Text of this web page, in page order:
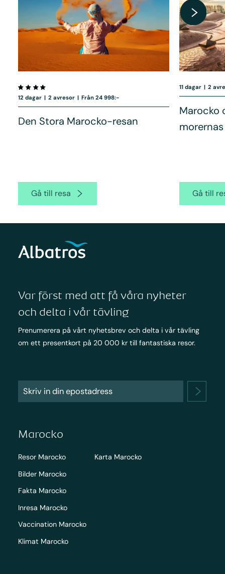
12 dagar | 2 avresor | Från 24 998:-
Den Stora Marocko-resan
Gå till resa
11 dagar | 2
Marocko
Gå till
Var först med att få våra nyheter
och delta i vår tävling
Prenumerera på vårt nyhetsbrev och delta i vår tävling
om ett presentkort på 20 000 kr till fantastiska resor.
Marocko
Resor Marocko
Bilder Marocko
Fakta Marocko
Inresa Marocko
Vaccination Marocko
Klimat Marocko
Karta Marocko